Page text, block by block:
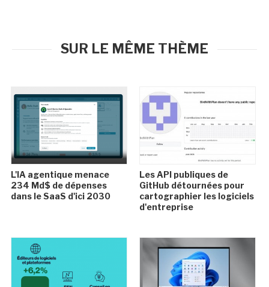
SUR LE MÊME THÈME
L'IA agentique menace
234 Md$ de dépenses
dans le SaaS d'ici 2030
Les API publiques de
GitHub détournées pour
cartographier les logiciels
d'entreprise